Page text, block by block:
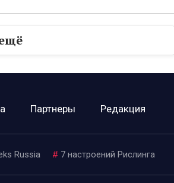
Партнеры Редакция
Russia # 7 настроений Рислинга